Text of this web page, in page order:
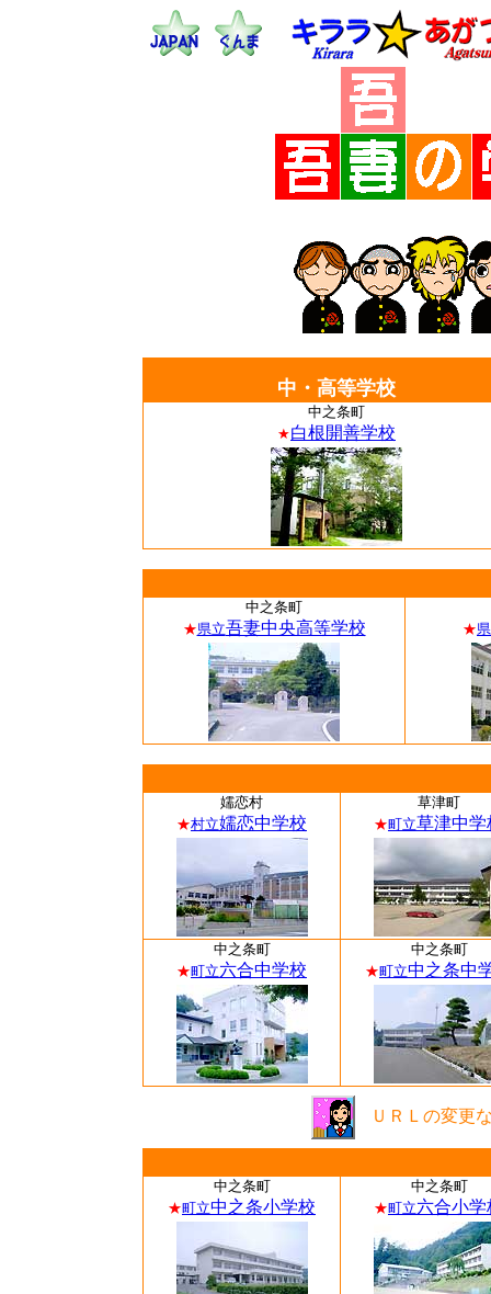
中・高等学校
中之条町
★白根開善学校
中之条町
★県立吾妻中央高等学校 ★
嬬恋村
★村立嬬恋中学校
草津町
★町立草津中学
中之条町
★町立六合中学校
中之条町
★町立中之条中
ＵＲＬの変更
中之条町
★町立中之条小学校
中之条町
★町立六合小学